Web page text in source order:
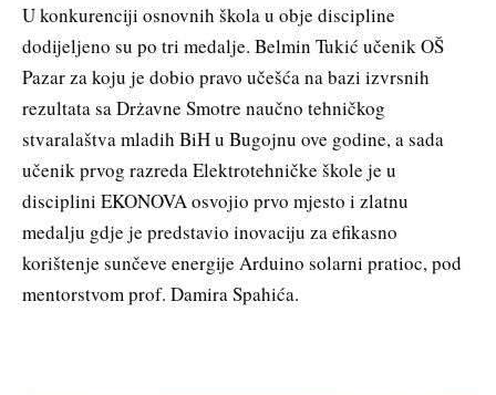
U konkurenciji osnovnih škola u obje discipline
dodijeljeno su po tri medalje. Belmin Tukić učenik OŠ
Pazar za koju je dobio pravo učešća na bazi izvrsnih
rezultata sa Drżavne Smotre naučno tehničkog
stvaralaštva mladih BiH u Bugojnu ove godine, a sada
učenik prvog razreda Elektrotehničke škole je u
disciplini EKONOVA osvojio prvo mjesto i zlatnu
medalju gdje je predstavio inovaciju za efikasno
korištenje sunčeve energije Arduino solarni pratioc, pod
mentorstvom prof. Damira Spahića.